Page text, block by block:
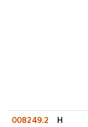
008249.2 H